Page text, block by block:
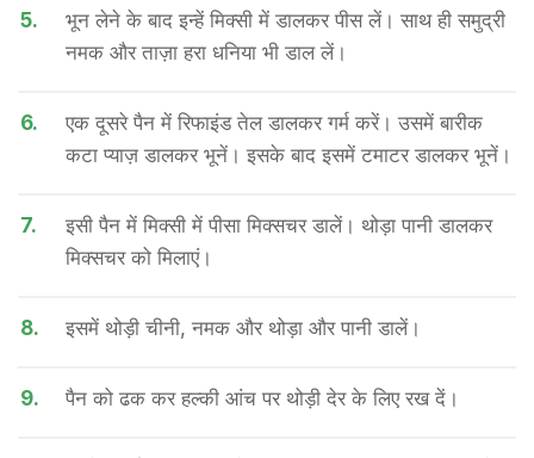
5.
भून लेने के बाद इन्हें मिक्सी में डालकर पीस लें। साथ ही समुद्री
नमक और ताज़ा हरा धनिया भी डाल लें।
6.
एक दूसरे पैन में रिफाइंड तेल डालकर गर्म करें। उसमें बारीक
कटा प्याज़ डालकर भूनें। इसके बाद इसमें टमाटर डालकर भूनें।
7.
इसी पैन में मिक्सी में पीसा मिक्सचर डालें। थोड़ा पानी डालकर
मिक्सचर को मिलाएं।
8. इसमें थोड़ी चीनी, नमक और थोड़ा और पानी डालें।
9. पैन को ढक कर हल्की आंच पर थोड़ी देर के लिए रख दें।